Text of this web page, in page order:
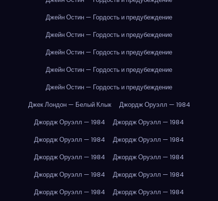
Джейн Остин — Гордость и предубеждение
Джейн Остин — Гордость и предубеждение
Джейн Остин — Гордость и предубеждение
Джейн Остин — Гордость и предубеждение
Джейн Остин — Гордость и предубеждение
Джек Лондон — Белый Клык
Джордж Оруэлл — 1984
Джордж Оруэлл — 1984
Джордж Оруэлл — 1984
Джордж Оруэлл — 1984
Джордж Оруэлл — 1984
Джордж Оруэлл — 1984
Джордж Оруэлл — 1984
Джордж Оруэлл — 1984
Джордж Оруэлл — 1984
Джордж Оруэлл — 1984
Джордж Оруэлл — 1984